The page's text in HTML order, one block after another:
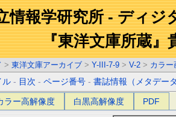
情報学研究所 - ディジ
『東洋文庫所蔵』
> 東洋文庫アーカイブ > Y-III-7-9 > V-2 > カラー
ル - 目次 -ページ番号 -書誌情報（メタデー
ラー高解像度 白黒高解像度 PDF